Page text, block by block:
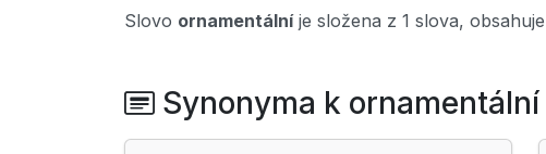
Slovo ornamentálníje složena z 1 slova,
Synonyma k ornamentální